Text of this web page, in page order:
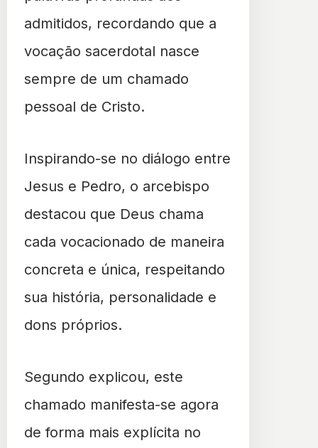
admitidos, recordando que a
vocação sacerdotal nasce
sempre de um chamado
pessoal de Cristo.
Inspirando-se no diálogo entre
Jesus e Pedro, o arcebispo
destacou que Deus chama
cada vocacionado de maneira
concreta e única, respeitando
sua história, personalidade e
dons próprios.
Segundo explicou, este
chamado manifesta-se agora
de forma mais explícita no